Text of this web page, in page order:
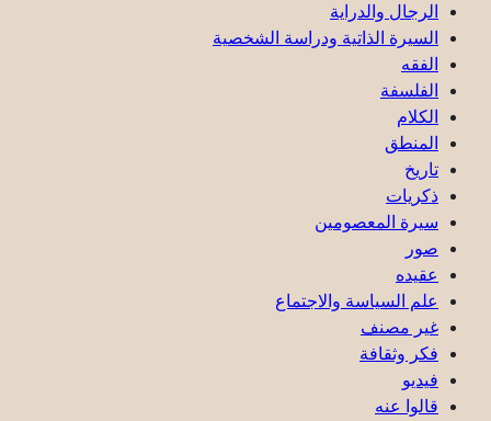
الرجال والدراية
السيرة الذاتية ودراسة الشخصية
الفقه
الفلسفة
الكلام
المنطق
تاريخ
ذكریات
سيرة المعصومين
صور
عقیده
علم السياسة والاجتماع
غير مصنف
فكر وثقافة
فيديو
قالوا عنه